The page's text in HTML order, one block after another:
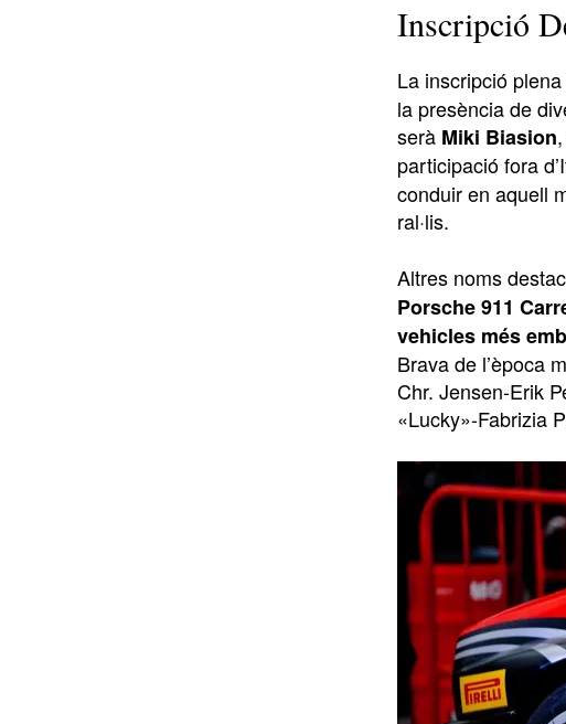
Inscripció
La inscripció
la presència de
serà Miki Biasion
participació fora
conduir en aquell
ral·lis.
Altres noms
Porsche 911
vehicles més
Brava de l’època
Chr. Jensen-Erik
«Lucky»-Fabrizia